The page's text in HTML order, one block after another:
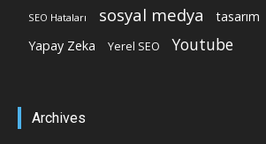
SEO Hataları sosyal medya tasarım
Yapay Zeka Yerel SEO Youtube
Archives